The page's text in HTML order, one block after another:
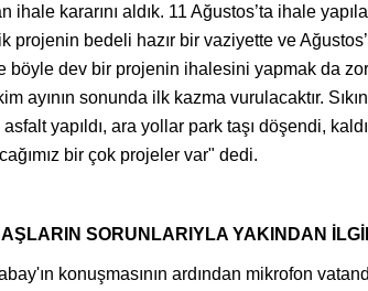
ihale kararını aldık. 11 Ağustos’ta ihale
projenin bedeli hazır bir vaziyette ve
dev bir projenin ihalesini yapmak da
ayının sonunda ilk kazma vurulacaktır.
yapıldı, ara yollar park taşı döşendi,
bir çok projeler var" dedi.
SORUNLARIYLA YAKINDAN
konuşmasının ardından mikrofon